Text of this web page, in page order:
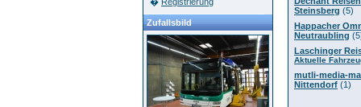
Zufallsbild
Steinsberg (5)
Happacher
Neutraubling
Laschinger
Aktuelle
mutli-media-
Nittendorf (1)